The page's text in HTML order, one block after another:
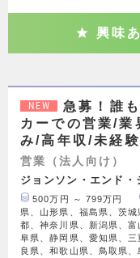
興味
NEW
急募！誰
カーでの営業/
み/高年収/未経
営業（法人向け）
ジョンソン・エンド・
500万円 ～ 799万円
県、山形県、福島県、茨
都、神奈川県、新潟県、
阜県、静岡県、愛知県、
良県、和歌山県、鳥取県